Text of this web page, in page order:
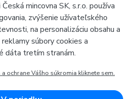
patria:
inovácie pre konkurencieschopnosť
mincovna SK, s.r.o. používa
zvýšenie užívateľského
na personalizáciu obsahu a
súbory cookies a
dáta tretím stranám.
ochrane Vášho súkromia kliknete sem.